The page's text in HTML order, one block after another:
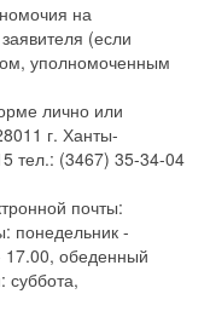
на
(если
уполномоченным
лично или
г. Ханты-
тел.: (3467) 35-34-04
почты:
понедельник -
17.00, обеденный
суббота,